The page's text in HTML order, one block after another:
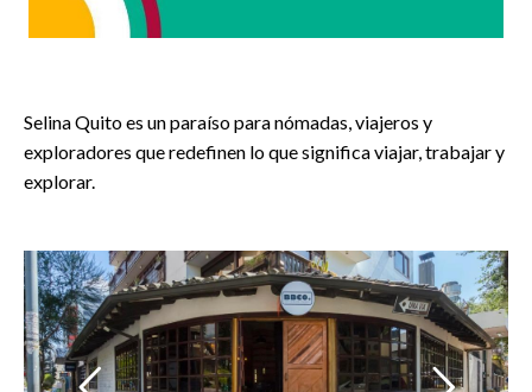
Selina Quito es un paraíso para nómadas, viajeros y
exploradores que redefinen lo que significa viajar, trabajar y
explorar.